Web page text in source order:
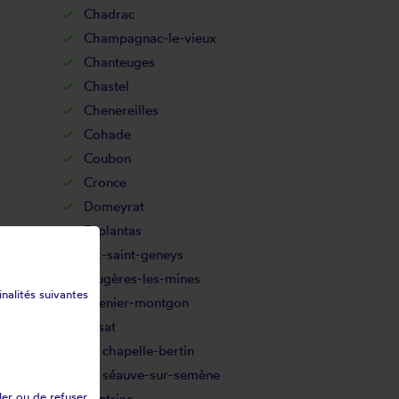
Chadrac
Champagnac-le-vieux
Chanteuges
Chastel
Chenereilles
Cohade
Coubon
Cronce
Domeyrat
Esplantas
Fix-saint-geneys
Frugères-les-mines
Grenier-montgon
Josat
La chapelle-bertin
La séauve-sur-semène
suivantes